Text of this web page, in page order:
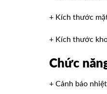
+ Kích thước
+ Kích thước
Chức
+ Cảnh báo